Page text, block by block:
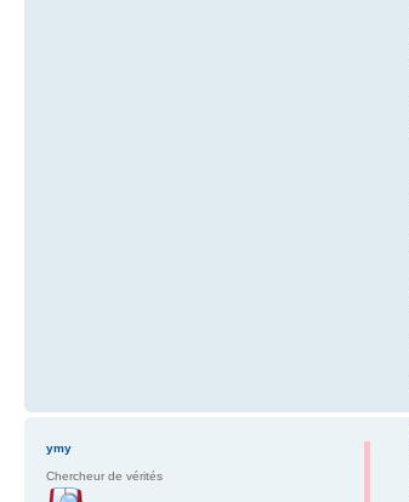
ymy
Chercheur de vérités